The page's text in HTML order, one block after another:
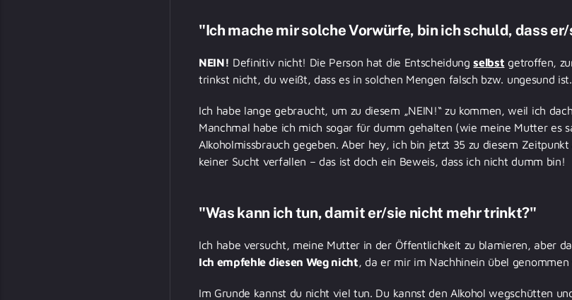
"Ich mache mir solche Vorwürfe, bin ich schuld, dass
NEIN! Definitiv nicht! Die Person hat die Entscheidungselbst getroffen,
trinkst nicht, du weißt, dass es in solchen Mengen falsch bzw. ungesund ist.
Ich habe lange gebraucht, um zu diesem „NEIN!“ zu kommen, weil ich
Manchmal habe ich mich sogar für dumm gehalten (wie meine Mutter es
Alkoholmissbrauch gegeben. Aber hey, ich bin jetzt 35 zu diesem
keiner Sucht verfallen – das ist doch ein Beweis, dass ich nicht dumm bin!
"Was kann ich tun, damit er/sie nicht mehr trinkt?"
Ich habe versucht, meine Mutter in der Öffentlichkeit zu blamieren, aber
Ich empfehle diesen Weg nicht, da er mir im Nachhinein übel genommen
Im Grunde kannst du nicht viel tun. Du kannst den Alkohol wegschütten